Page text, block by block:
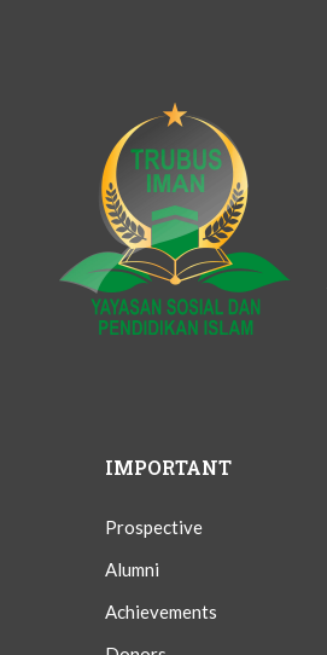
IMPORTANT
Prospective
Alumni
Achievements